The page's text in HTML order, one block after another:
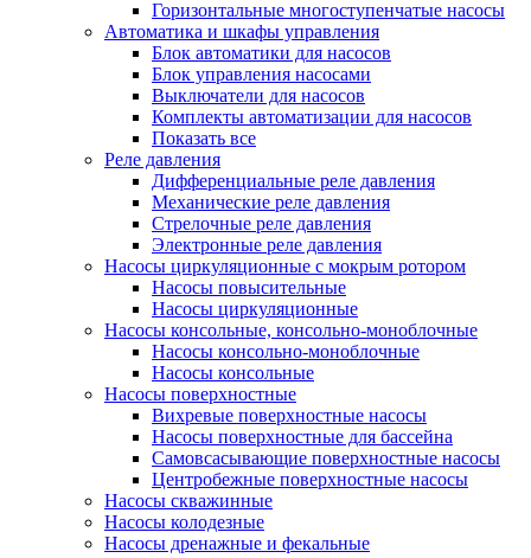
Горизонтальные многоступенчатые насосы
Автоматика и шкафы управления
Блок автоматики для насосов
Блок управления насосами
Выключатели для насосов
Комплекты автоматизации для насосов
Показать все
Реле давления
Дифференциальные реле давления
Механические реле давления
Стрелочные реле давления
Электронные реле давления
Насосы циркуляционные с мокрым ротором
Насосы повысительные
Насосы циркуляционные
Насосы консольные, консольно-моноблочные
Насосы консольно-моноблочные
Насосы консольные
Насосы поверхностные
Вихревые поверхностные насосы
Насосы поверхностные для бассейна
Самовсасывающие поверхностные насосы
Центробежные поверхностные насосы
Насосы скважинные
Насосы колодезные
Насосы дренажные и фекальные